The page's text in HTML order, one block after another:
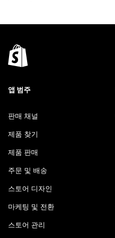
앱 범주
판매 채널
제품 찾기
제품 판매
주문 및 배송
스토어 디자인
마케팅 및 전환
스토어 관리